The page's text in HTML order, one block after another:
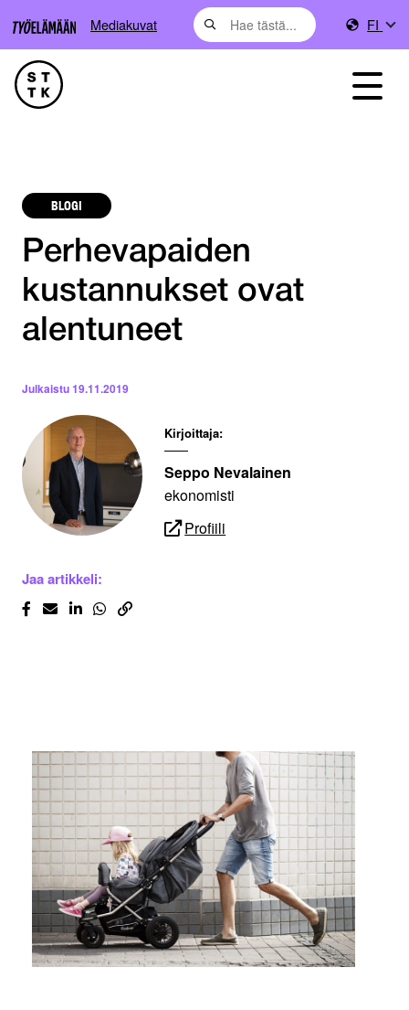
Mediakuvat FI
BLOGI
Perhevapaiden
kustannukset ovat
alentuneet
Julkaistu19.11.2019
Kirjoittaja:
Seppo Nevalainen
ekonomisti
Profiili
Jaa artikkeli: